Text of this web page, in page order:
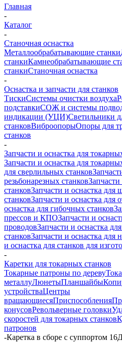
Главная
-
Каталог
-
Станочная оснастка
Металлообрабатывающие станки
станкиКамнеобрабатывающие
станкиСтаночная оснастка
-
Оснастка и запчасти для станков
ТискиСистемы очистки воздуха
подставкиСОЖ и системы
индикации (УЦИ)Светильники
станковВиброопорыОпоры для
станков
-
Запчасти и оснастка для
Запчасти и оснастка для
для сверлильных станков
резьбонарезных станков
станковЗапчасти и оснастка для
станковЗапчасти и оснастка для
оснастка для гибочных станков
прессов и КПОЗапчасти и
проводовЗапчасти и оснастка
станковЗапчасти и оснастка для
и оснастка для станков для
-
Каретки для токарных станков
Токарные патроны по дереву
металлуЛюнетыПланшайбы
устройстваЦентры
вращающиесяПриспособления
конусовРевольверные головки
скоростей для токарных станков
патронов
-Каретка в сборе с суппортом